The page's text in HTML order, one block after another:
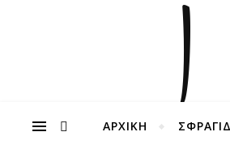
ΑΡΧΙΚΉ